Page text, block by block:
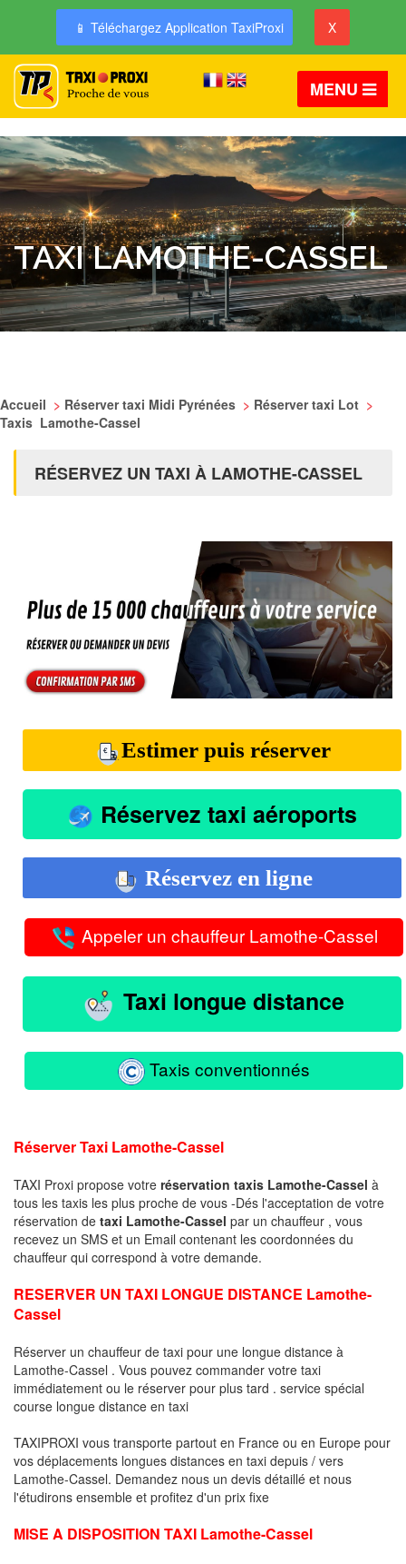
📱 Téléchargez Application TaxiProxi X
MENU
TAXI LAMOTHE-CASSEL
Accueil > Réserver taxi Midi Pyrénées > Réserver taxi Lot >
Taxis Lamothe-Cassel
RÉSERVEZ UN TAXI À LAMOTHE-CASSEL
Estimer puis réserver
Réservez taxi aéroports
Réservez en ligne
Appeler un chauffeur Lamothe-Cassel
Taxi longue distance
Taxis conventionnés
Réserver Taxi Lamothe-Cassel
TAXI Proxi propose votre réservation taxis Lamothe-Cassel à
tous les taxis les plus proche de vous -Dés l'acceptation de votre
réservation de taxi Lamothe-Cassel par un chauffeur , vous
recevez un SMS et un Email contenant les coordonnées du
chauffeur qui correspond à votre demande.
RESERVER UN TAXI LONGUE DISTANCE Lamothe-
Cassel
Réserver un chauffeur de taxi pour une longue distance à
Lamothe-Cassel . Vous pouvez commander votre taxi
immédiatement ou le réserver pour plus tard . service spécial
course longue distance en taxi
TAXIPROXI vous transporte partout en France ou en Europe pour
vos déplacements longues distances en taxi depuis / vers
Lamothe-Cassel. Demandez nous un devis détaillé et nous
l'étudirons ensemble et profitez d'un prix fixe
MISE A DISPOSITION TAXI Lamothe-Cassel